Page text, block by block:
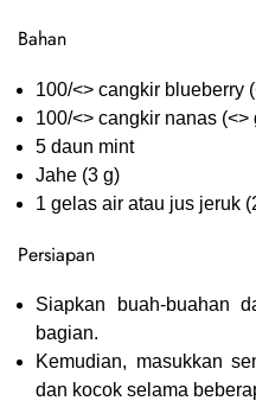
Bahan
100/<> cangkir blueberry
100/<> cangkir nanas (<>
5 daun mint
Jahe (3 g)
1 gelas air atau jus jeruk
Persiapan
Siapkan buah-buahan
bagian.
Kemudian, masukkan
dan kocok selama